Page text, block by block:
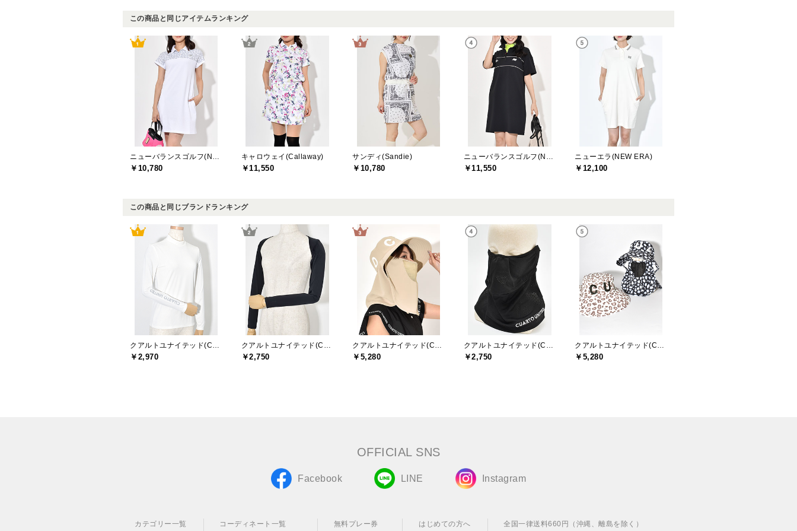
この商品と同じアイテムランキング
￥10,780
キャロウェイ(Callaway)
￥11,550
サンディ(Sandie)
￥10,780 ￥11,550
ニューエラ(NEW ERA)
￥12,100
この商品と同じブランドランキング
￥2,970 ￥2,750 ￥5,280 ￥2,750 ￥5,280
OFFICIAL SNS
Facebook LINE Instagram
カテゴリー一覧 コーディネート一覧 無料プレー券 はじめての方へ
全国一律送料660円（沖縄、離島を除く）